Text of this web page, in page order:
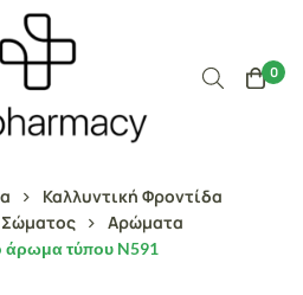
0
Καλλυντική Φροντίδα
Σώματος
Αρώματα
άρωμα τύπου N591